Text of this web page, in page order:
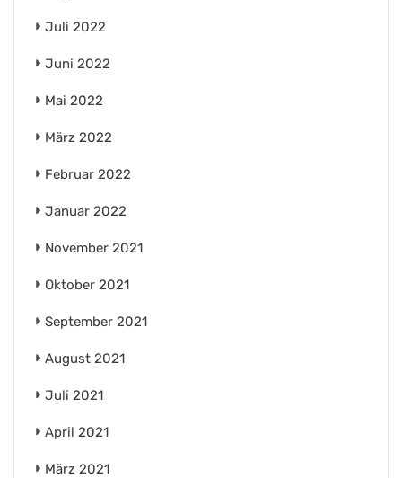
Juli 2022
Juni 2022
Mai 2022
März 2022
Februar 2022
Januar 2022
November 2021
Oktober 2021
September 2021
August 2021
Juli 2021
April 2021
März 2021